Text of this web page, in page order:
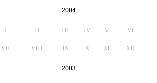
2004
I II III IV V VI
VII VIII IX X XI XII
2003